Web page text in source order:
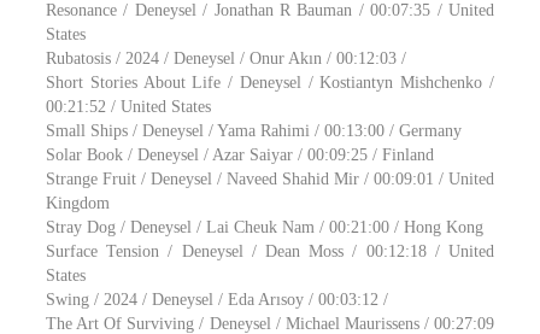
Resonance / Deneysel / Jonathan R Bauman / 00:07:35 / United
States
Rubatosis / 2024 / Deneysel / Onur Akın / 00:12:03 /
Short Stories About Life / Deneysel / Kostiantyn Mishchenko /
00:21:52 / United States
Small Ships / Deneysel / Yama Rahimi / 00:13:00 / Germany
Solar Book / Deneysel / Azar Saiyar / 00:09:25 / Finland
Strange Fruit / Deneysel / Naveed Shahid Mir / 00:09:01 / United
Kingdom
Stray Dog / Deneysel / Lai Cheuk Nam / 00:21:00 / Hong Kong
Surface Tension / Deneysel / Dean Moss / 00:12:18 / United
States
Swing / 2024 / Deneysel / Eda Arısoy / 00:03:12 /
The Art Of Surviving / Deneysel / Michael Maurissens / 00:27:09